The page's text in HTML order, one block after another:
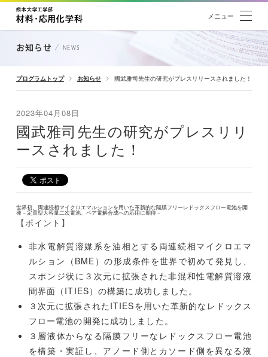
メニュー
お知らせ NEWS
プログラムトップ お知らせ 國武雅司先生の研究がプレスリリースされました！
2023年04月08日
國武雅司先生の研究がプレスリリ
ースされました！
世界初、両連続相マイクロエマルションを用いた革新的な隔膜フリーレドックスフロー電池を開
発－定置型大容量二次電池、ペア電解合成への応用に期待－
【ポイント】
非水電解質溶媒系を油相とする両連続相マイクロエマ
ルション（BME）の形成条件を世界で初めて発見し、
スポンジ状に３次元に拡張された非混和性電解質溶液
間界面（ITIES）の構築に成功しました。
３次元に拡張されたITIESを用いた革新的なレドックス
フロー電池の開発に成功しました。
３層液体からなる隔膜フリーなレドックスフロー電池
を構築・実証し、アノード側とカソード側を異なる液